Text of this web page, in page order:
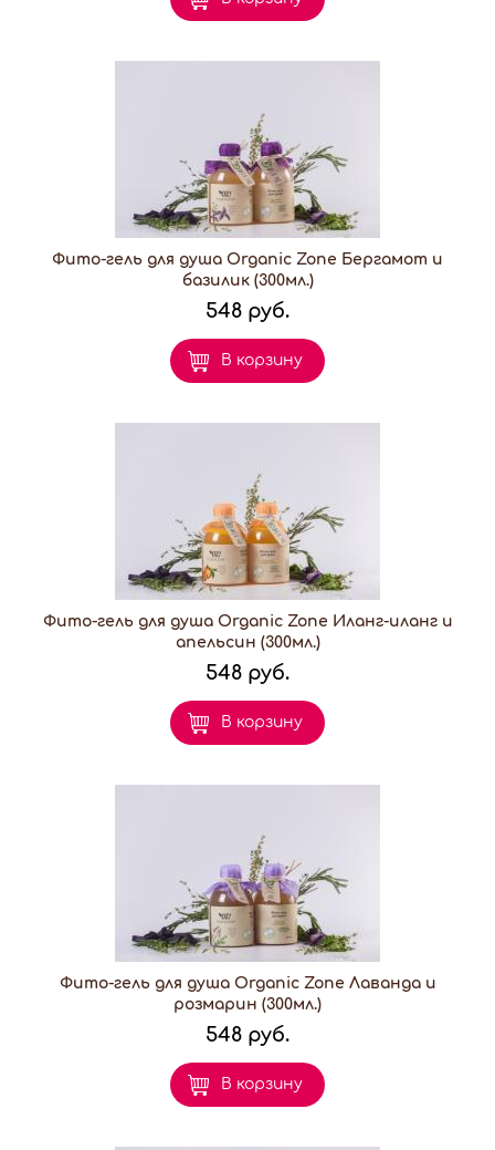
Фито-гель для душа Organic Zone Бергамот и
базилик (300мл.)
548 руб.
В корзину
Фито-гель для душа Organic Zone Иланг-иланг и
апельсин (300мл.)
548 руб.
В корзину
Фито-гель для душа Organic Zone Лаванда и
розмарин (300мл.)
548 руб.
В корзину